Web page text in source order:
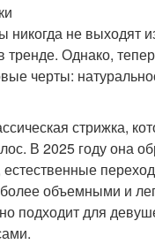
никогда не выходят
тренде. Однако,
черты:
стрижка,
В 2025 году она
естественные
объемными и
подходит для